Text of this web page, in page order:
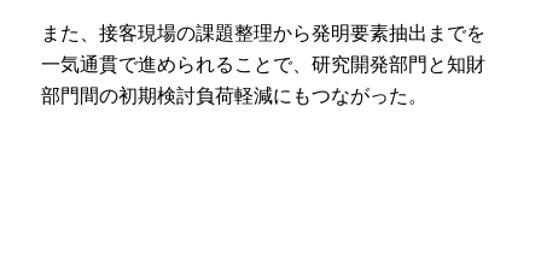
また、接客現場の課題整理から発明要素抽出までを
一気通貫で進められることで、研究開発部門と知財
部門間の初期検討負荷軽減にもつながった。